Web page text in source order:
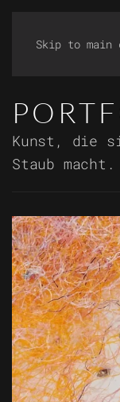
Skip to main
Kunst, die
Staub macht.